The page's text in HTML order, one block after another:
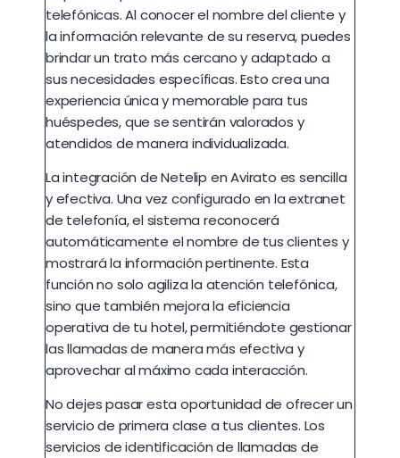
telefónicas. Al conocer el nombre del cliente y
la información relevante de su reserva, puedes
brindar un trato más cercano y adaptado a
sus necesidades específicas. Esto crea una
experiencia única y memorable para tus
huéspedes, que se sentirán valorados y
atendidos de manera individualizada.
La integración de Netelip en Avirato es sencilla
y efectiva. Una vez configurado en la extranet
de telefonía, el sistema reconocerá
automáticamente el nombre de tus clientes y
mostrará la información pertinente. Esta
función no solo agiliza la atención telefónica,
sino que también mejora la eficiencia
operativa de tu hotel, permitiéndote gestionar
las llamadas de manera más efectiva y
aprovechar al máximo cada interacción.
No dejes pasar esta oportunidad de ofrecer un
servicio de primera clase a tus clientes. Los
servicios de identificación de llamadas de